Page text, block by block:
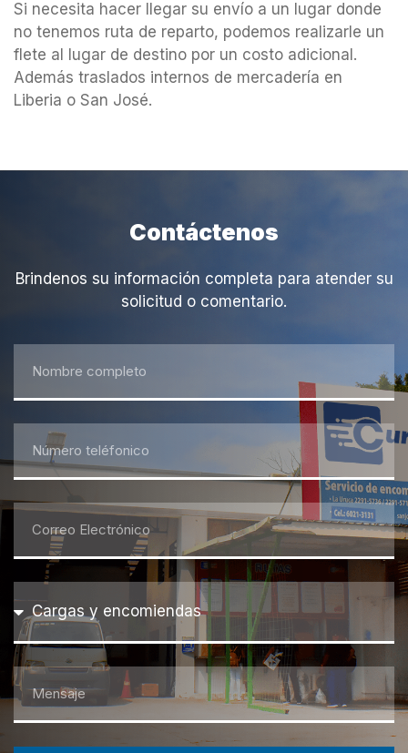
Si necesita hacer llegar su envío a un lugar donde
no tenemos ruta de reparto, podemos realizarle un
flete al lugar de destino por un costo adicional.
Además traslados internos de mercadería en
Liberia o San José.
Contáctenos
Brindenos su información completa para atender su
solicitud o comentario.